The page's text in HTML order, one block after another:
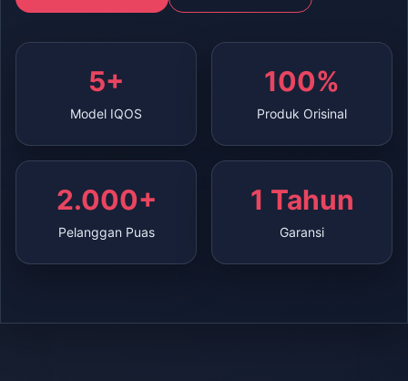
5+
Model IQOS
100%
Produk Orisinal
2.000+
Pelanggan Puas
1 Tahun
Garansi